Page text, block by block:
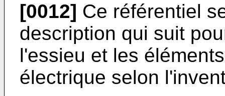
[0012] Ce référentiel
description qui suit
l'essieu et les
électrique selon